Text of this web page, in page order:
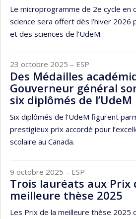
Le microprogramme de 2e cycle en
science sera offert dès l’hiver 2026
et des sciences de l’UdeM.
23 octobre 2025 – ESP
Des Médailles
Gouverneur général
six diplômés de l’UdeM
Six diplômés de l’UdeM figurent
prestigieux prix accordé pour
scolaire au Canada.
9 octobre 2025 – ESP
Trois lauréats aux Prix
meilleure thèse 2025
Les Prix de la meilleure thèse 2025